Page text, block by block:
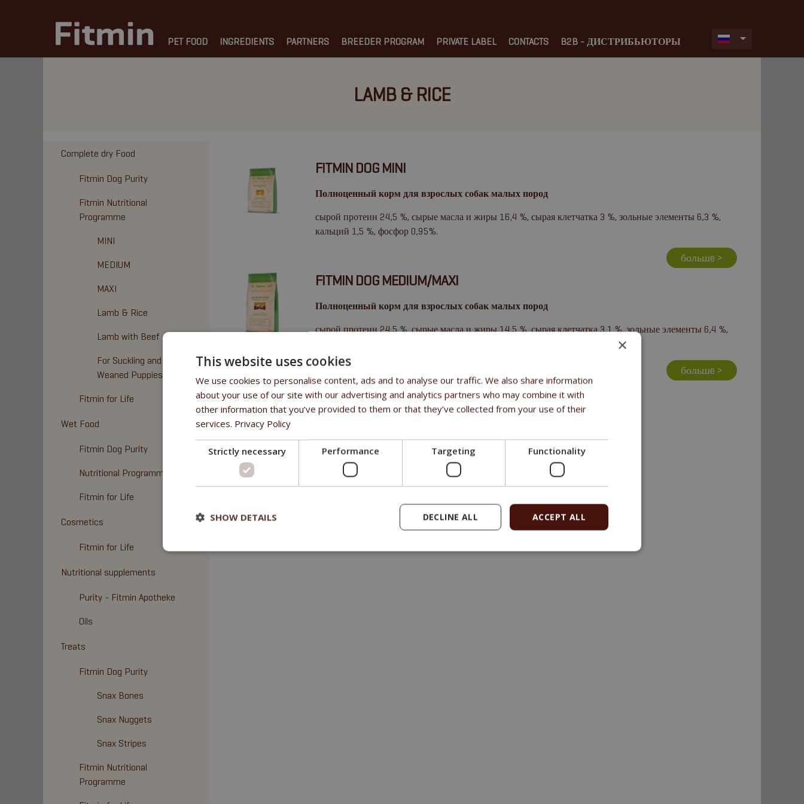
PET FOOD INGREDIENTS PARTNERS BREEDER PROGRAM PRIVATE LABEL CONTACTS B2B - ДИСТРИБЬЮТОРЫ
LAMB & RICE
Complete dry Food
Fitmin Dog Purity
Fitmin Nutritional
Programme
MINI
MEDIUM
MAXI
Lamb & Rice
Lamb with Beef
For Suckling and
Weaned Puppies
Fitmin for Life
Wet Food
Fitmin Dog Purity
Nutritional Programme
Fitmin for Life
Cosmetics
Fitmin for Life
Nutritional supplements
Purity - Fitmin Apotheke
Oils
Treats
Fitmin Dog Purity
Snax Bones
Snax Nuggets
Snax Stripes
Fitmin Nutritional
Programme
FITMIN DOG MINI
Полноценный корм для взрослых собак малых пород
сырой протеин 24,5 %, сырые масла и жиры 16,4 %, сырая клетчатка 3 %, зольные элементы 6,3 %,
кальций 1,5 %, фосфор 0,95%.
большe >
FITMIN DOG MEDIUM/MAXI
Полноценный корм для взрослых собак малых пород
сырой протеин 24,5 %, сырые масла и жиры 14,5 %, сырая клетчатка 3,1 %, зольные элементы 6,4 %,
большe >
×
This website uses cookies
We use cookies to personalise content, ads and to analyse our traffic. We also share information
about your use of our site with our advertising and analytics partners who may combine it with
other information that you’ve provided to them or that they’ve collected from your use of their
services. Privacy Policy
Strictly necessary Performance Targeting Functionality
ACCEPT ALL
DECLINE ALL
SHOW DETAILS